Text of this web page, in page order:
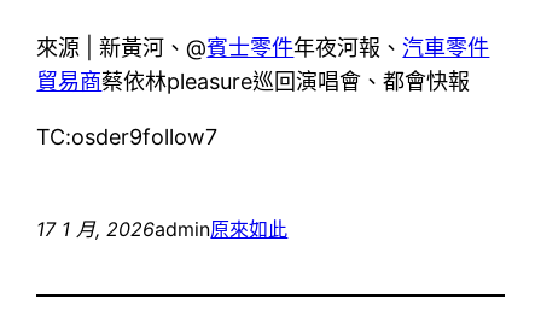
來源 | 新黃河、@賓士零件年夜河報、汽車零件
貿易商蔡依林pleasure巡回演唱會、都會快報
TC:osder9follow7
17 1 月, 2026admin原來如此